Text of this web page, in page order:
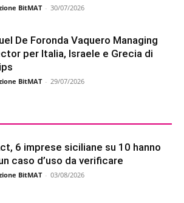
BitMAT - 30/07/2026
De Foronda Vaquero Managing
per Italia, Israele e Grecia di
BitMAT - 29/07/2026
6 imprese siciliane su 10 hanno
caso d’uso da verificare
BitMAT - 03/08/2026